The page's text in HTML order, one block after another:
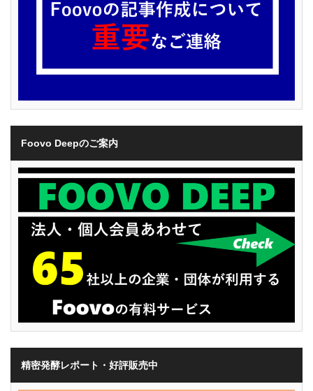
Foovo Deepのご案内
精密発酵レポート・好評販売中